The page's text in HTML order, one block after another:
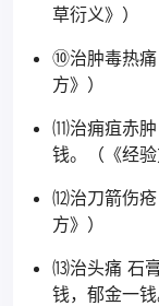
草衍义》）
⑩治肿毒热痛
方》）
⑾治痈疽赤肿
钱。（《经验
⑿治刀箭伤疮
方》）
⒀治头痛 石
钱，郁金一